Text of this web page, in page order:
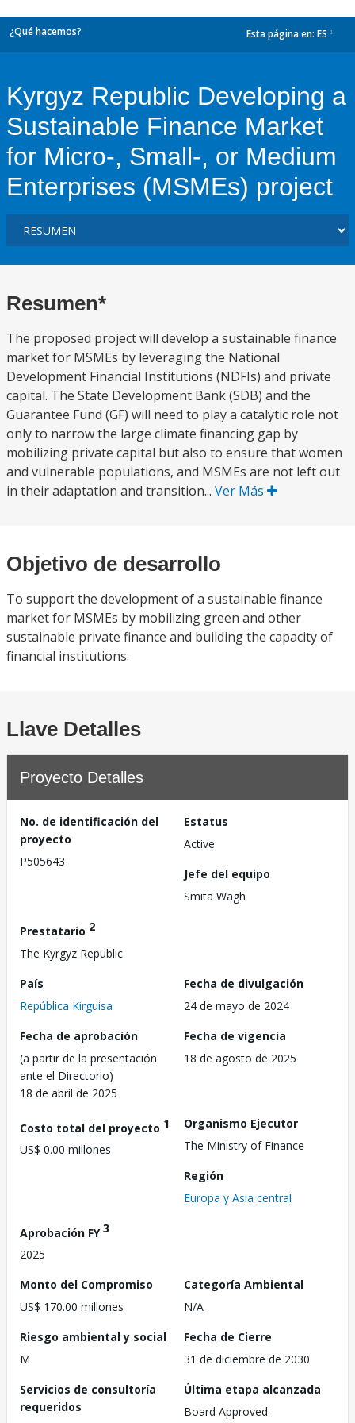
¿Qué hacemos? Esta página en: ES
Kyrgyz Republic Developing a
Sustainable Finance Market
for Micro-, Small-, or Medium
Enterprises (MSMEs) project
Resumen*
The proposed project will develop a sustainable finance
market for MSMEs by leveraging the National
Development Financial Institutions (NDFIs) and private
capital. The State Development Bank (SDB) and the
Guarantee Fund (GF) will need to play a catalytic role not
only to narrow the large climate financing gap by
mobilizing private capital but also to ensure that women
and vulnerable populations, and MSMEs are not left out
in their adaptation and transition... Ver Más
Objetivo de desarrollo
To support the development of a sustainable finance
market for MSMEs by mobilizing green and other
sustainable private finance and building the capacity of
financial institutions.
Llave Detalles
Proyecto Detalles
No. de identificación del
proyecto
P505643
Estatus
Active
Jefe del equipo
Smita Wagh
Prestatario 2
The Kyrgyz Republic
País
República Kirguisa
Fecha de divulgación
24 de mayo de 2024
Fecha de aprobación
(a partir de la presentación
ante el Directorio)
18 de abril de 2025
Fecha de vigencia
18 de agosto de 2025
Costo total del proyecto 1
US$ 0.00 millones
Organismo Ejecutor
The Ministry of Finance
Región
Europa y Asia central
Aprobación FY3
2025
Monto del Compromiso
US$ 170.00 millones
Categoría Ambiental
N/A
Riesgo ambiental y social
M
Fecha de Cierre
31 de diciembre de 2030
Servicios de consultoría
requeridos
Última etapa alcanzada
Board Approved